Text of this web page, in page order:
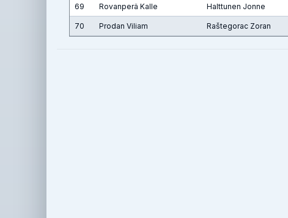
69 Rovanperä Kalle Halttunen Jonne
70 Prodan Viliam Raštegorac Zoran